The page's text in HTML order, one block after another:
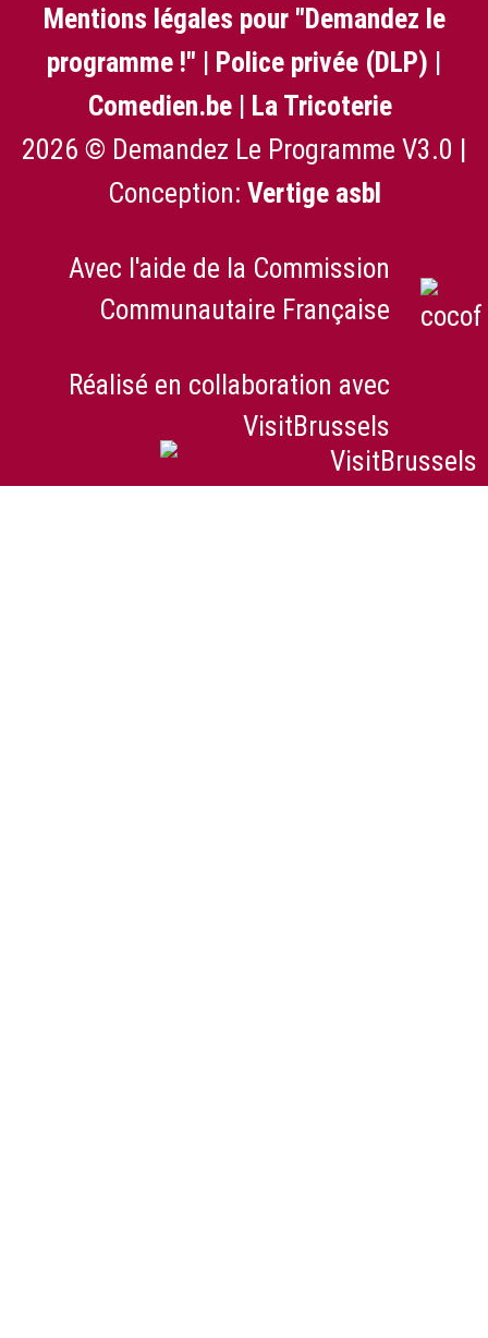
Mentions légales pour "Demandez le
programme !" | Police privée (DLP) |
Comedien.be | La Tricoterie
2026 © Demandez Le Programme V3.0 |
Conception: Vertige asbl
Avec l'aide de la Commission
Communautaire Française
Réalisé en collaboration avec
VisitBrussels